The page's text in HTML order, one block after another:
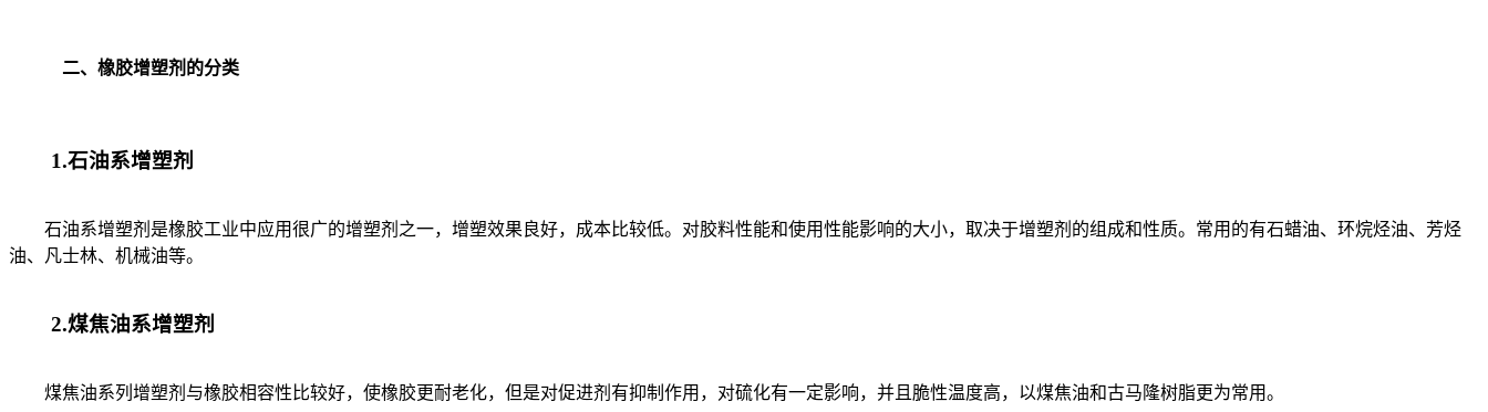
二、橡胶增塑剂的分类
1.石油系增塑剂
石油系增塑剂是橡胶工业中应用很广的增塑剂之一，增塑效果良好，成本比较低。对胶料性能和使用性能影响的大小，取决于增塑剂的组成和性质。常用的有石蜡油、环烷烃油、芳烃
油、凡士林、机械油等。
2.煤焦油系增塑剂
煤焦油系列增塑剂与橡胶相容性比较好，使橡胶更耐老化，但是对促进剂有抑制作用，对硫化有一定影响，并且脆性温度高，以煤焦油和古马隆树脂更为常用。